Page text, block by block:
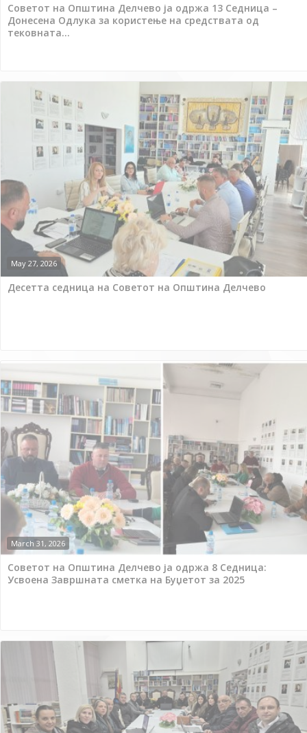
Советот на Општина Делчево ја одржа 13 Седница –
Донесена Одлука за користење на средствата од
тековната...
May 27, 2026
Десетта седница на Советот на Општина Делчево
March 31, 2026
Советот на Општина Делчево ја одржа 8 Седница:
Усвоена Завршната сметка на Буџетот за 2025